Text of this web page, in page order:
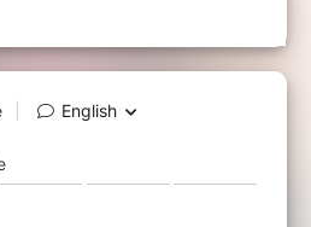
chercheurs canadiens
canada ! Il parait que
bon vivre. Mais bon, au
ce vraiment raisonnable
À la base j’étais là pour